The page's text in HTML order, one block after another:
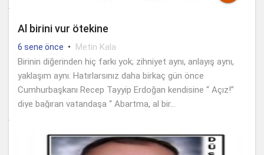
Al birini vur ötekine
6 sene önce • Metin Kala
Birinin diğerinden hiç farkı yok; zihniyet aynı, anlayış aynı,
yaklaşım aynı. Hatırlarsınız daha birkaç gün önce
Cumhurbaşkanı Recep Tayyip Erdoğan kendisine “ Açız!”
diye bağıran vatandaşa “ Abartma, al bir...